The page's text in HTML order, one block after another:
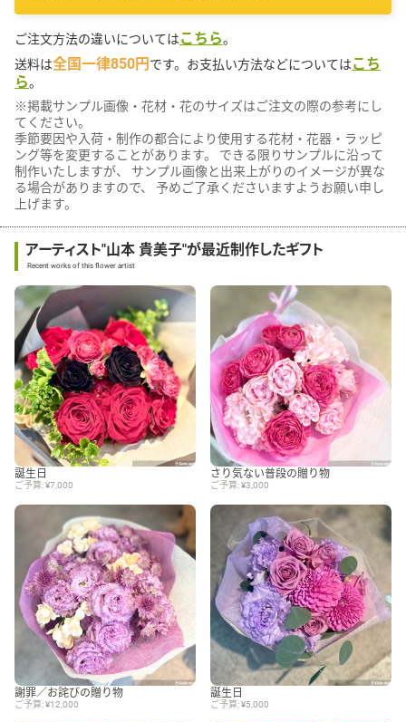
ご注文方法の違いについてはこちら。
送料は全国一律850円です。お支払い方法などについてはこち
ら。
※掲載サンプル画像・花材・花のサイズはご注文の際の参考にし
てください。
季節要因や入荷・制作の都合により使用する花材・花器・ラッピ
ング等を変更することがあります。 できる限りサンプルに沿って
制作いたしますが、 サンプル画像と出来上がりのイメージが異な
る場合がありますので、 予めご了承くださいますようお願い申し
上げます。
アーティスト"山本 貴美子"が最近制作したギフト
Recent works of this flower artist
誕生日
ご予算: ¥7,000
さり気ない普段の贈り物
ご予算: ¥3,000
謝罪／お詫びの贈り物
ご予算: ¥12,000
誕生日
ご予算: ¥5,000